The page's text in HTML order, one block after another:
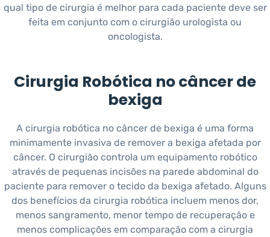
qual tipo de cirurgia é melhor para cada paciente deve ser
feita em conjunto com o cirurgião urologista ou
oncologista.
Cirurgia Robótica no câncer de
bexiga
A cirurgia robótica no câncer de bexiga é uma forma
minimamente invasiva de remover a bexiga afetada por
câncer. O cirurgião controla um equipamento robótico
através de pequenas incisões na parede abdominal do
paciente para remover o tecido da bexiga afetado. Alguns
dos benefícios da cirurgia robótica incluem menos dor,
menos sangramento, menor tempo de recuperação e
menos complicações em comparação com a cirurgia